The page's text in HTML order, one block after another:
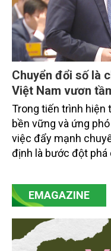
Chuyển đổi số là
Việt Nam vươn
Trong tiến trình hiện
bền vững và ứng
việc đẩy mạnh
định là bước đột phá
mạnh mẽ, thúc đẩy
minh bạch hóa chuỗi
then chốt là nông
EMAGAZINE